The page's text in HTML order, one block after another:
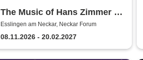
The Music of Hans Zimmer &
Others - A Celebration of Film
Music
Esslingen am Neckar, Neckar Forum
08.11.2026 - 20.02.2027